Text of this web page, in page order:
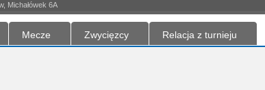
Michałówek 6A
Mecze Zwycięzcy Relacja z turnieju